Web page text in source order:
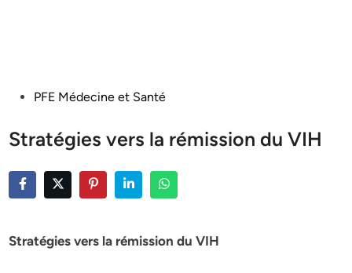
PostedPFE Médecine et Santé
Stratégies vers la rémission du VIH
Stratégies vers la rémission du VIH